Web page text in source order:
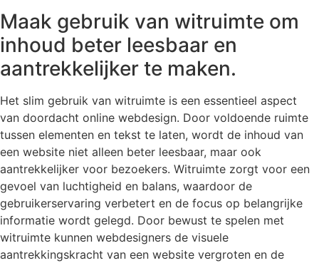
Maak gebruik van witruimte om
inhoud beter leesbaar en
aantrekkelijker te maken.
Het slim gebruik van witruimte is een essentieel aspect
van doordacht online webdesign. Door voldoende ruimte
tussen elementen en tekst te laten, wordt de inhoud van
een website niet alleen beter leesbaar, maar ook
aantrekkelijker voor bezoekers. Witruimte zorgt voor een
gevoel van luchtigheid en balans, waardoor de
gebruikerservaring verbetert en de focus op belangrijke
informatie wordt gelegd. Door bewust te spelen met
witruimte kunnen webdesigners de visuele
aantrekkingskracht van een website vergroten en de